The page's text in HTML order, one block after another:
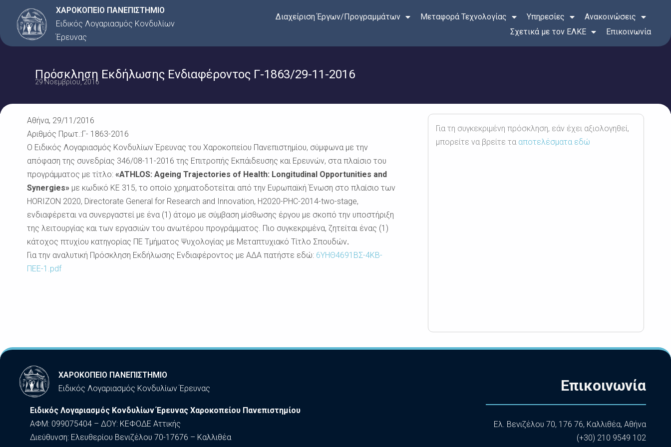
Μετάβαση
περιεχόμενο
ΧΑΡΟΚΟΠΕΙΟ ΠΑΝΕΠΙΣΤΗΜΙΟ
Ειδικός Λογαριασμός Κονδυλίων
Έρευνας
Διαχείριση Έργων/Προγραμμάτων Μεταφορά Τεχνολογίας Υπηρεσίες
Ανακοινώσεις
Σχετικά με τον ΕΛΚΕ
Επικοινωνία
Πρόσκληση Εκδήλωσης Ενδιαφέροντος Γ-1863/29-11-2016
29 Νοεμβρίου, 2016
Αθήνα, 29/11/2016
Αριθμός Πρωτ.:Γ- 1863-2016
Ο Ειδικός Λογαριασμός Κονδυλίων Έρευνας του Χαροκοπείου Πανεπιστημίου, σύμφωνα με την
απόφαση της συνεδρίας 346/08-11-2016 της Επιτροπής Εκπάιδευσης και Ερευνών, στα πλαίσιο του
προγράμματος με τίτλο: «ATHLOS: Ageing Trajectories of Health: Longitudinal Opportunities and
Synergies»με κωδικό ΚE 315, το οποίο χρηματοδοτείται από την Ευρωπαϊκή Ένωση στο πλαίσιο των
HORIZON 2020, Directorate General for Research and Innovation, H2020-PHC-2014-two-stage,
ενδιαφέρεται να συνεργαστεί με ένα (1) άτομο με σύμβαση μίσθωσης έργου με σκοπό την υποστήριξη
της λειτουργίας και των εργασιών του ανωτέρου προγράμματος. Πιο συγκεκριμένα, ζητείται ένας (1)
κάτοχος πτυχίου κατηγορίας ΠΕ Τμήματος Ψυχολογίας με Μεταπτυχιακό Τίτλο Σπουδών.
Για την αναλυτική Πρόσκληση Εκδήλωσης Ενδιαφέροντος με ΑΔΑ πατήστε εδώ:6ΥΗΘ4691ΒΣ-4ΚΒ-
ΠΕΕ-1.pdf
Για τη συγκεκριμένη πρόσκληση, εάν έχει αξιολογηθεί,
μπορείτε να βρείτε τα αποτελέσματα εδώ
ΧΑΡΟΚΟΠΕΙΟ ΠΑΝΕΠΙΣΤΗΜΙΟ
Ειδικός Λογαριασμός Κονδυλίων Έρευνας
Ειδικός Λογαριασμός Κονδυλίων Έρευνας Χαροκοπείου Πανεπιστημίου
ΑΦΜ: 099075404 – ΔΟΥ: ΚΕΦΟΔΕ Αττικής
Διεύθυνση: Ελευθερίου Βενιζέλου 70-17676 – Καλλιθέα
Επικοινωνία
Ελ. Βενιζέλου 70, 176 76, Καλλιθέα, Αθήνα
(+30) 210 9549 102